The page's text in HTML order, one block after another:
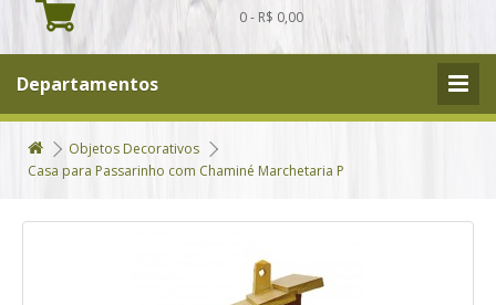
0 - R$ 0,00
Departamentos
Objetos Decorativos
Casa para Passarinho com Chaminé Marchetaria P